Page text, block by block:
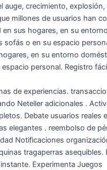
auge, crecimiento,
millones de usuarios han
en sus hogares, en su entorno
sofás o en su espacio
en su entorno
personal. Registro
de experiencias.
Neteller adicionales .
Debate usuarios reales
elegantes . reembolso de
Notificaciones
tragaperras asequibles.
Experimenta Juegos